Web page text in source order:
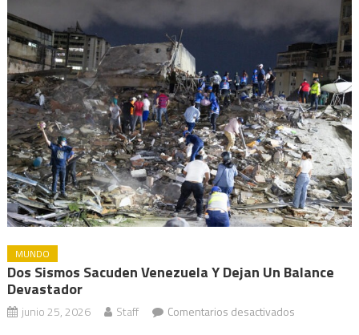
MUNDO
Dos Sismos Sacuden Venezuela Y Dejan Un Balance
Devastador
junio 25, 2026 Staff Comentarios desactivadosen